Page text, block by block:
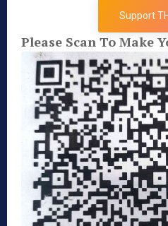
Support
Please Scan To Make